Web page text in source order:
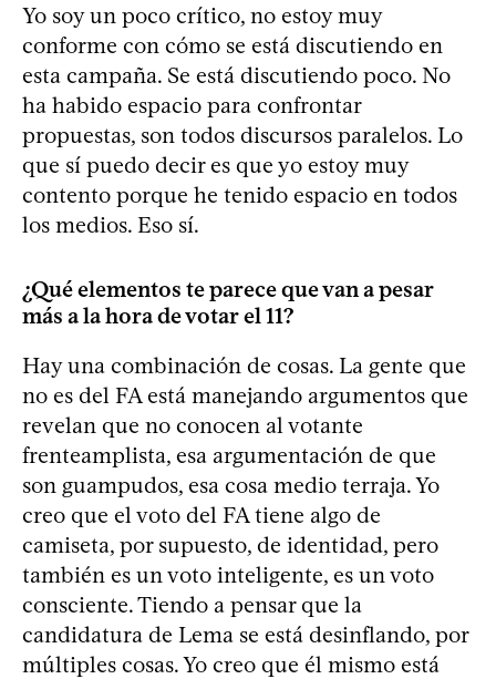
Yo soy un poco crítico, no estoy muy
conforme con cómo se está discutiendo en
esta campaña. Se está discutiendo poco. No
ha habido espacio para confrontar
propuestas, son todos discursos paralelos. Lo
que sí puedo decir es que yo estoy muy
contento porque he tenido espacio en todos
los medios. Eso sí.
¿Qué elementos te parece que van a pesar
más a la hora de votar el 11?
Hay una combinación de cosas. La gente que
no es del FA está manejando argumentos que
revelan que no conocen al votante
frenteamplista, esa argumentación de que
son guampudos, esa cosa medio terraja. Yo
creo que el voto del FA tiene algo de
camiseta, por supuesto, de identidad, pero
también es un voto inteligente, es un voto
consciente. Tiendo a pensar que la
candidatura de Lema se está desinflando, por
múltiples cosas. Yo creo que él mismo está